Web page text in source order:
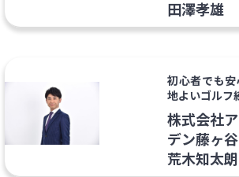
田澤孝雄
初心者でも
地よいゴルフ
株式会社
デン藤ヶ
荒木知太朗